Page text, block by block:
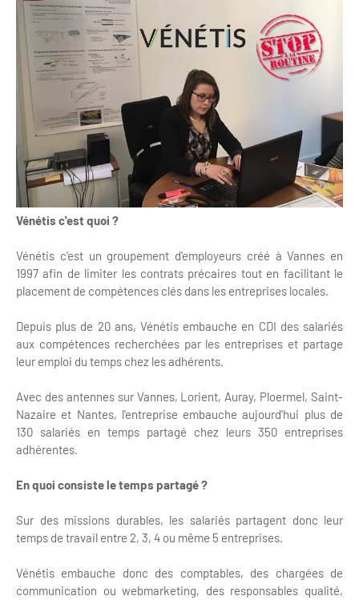
Vénétis c'est quoi ?
Vénétis c'est un groupement d'employeurs créé à Vannes en
1997 afin de limiter les contrats précaires tout en facilitant le
placement de compétences clés dans les entreprises locales.
Depuis plus de 20 ans, Vénétis embauche en CDI des salariés
aux compétences recherchées par les entreprises et partage
leur emploi du temps chez les adhérents.
Avec des antennes sur Vannes, Lorient, Auray, Ploermel, Saint-
Nazaire et Nantes, l'entreprise embauche aujourd'hui plus de
130 salariés en temps partagé chez leurs 350 entreprises
adhérentes.
En quoi consiste le temps partagé ?
Sur des missions durables, les salariés partagent donc leur
temps de travail entre 2, 3, 4 ou même 5 entreprises.
Vénétis embauche donc des comptables, des chargées de
communication ou webmarketing, des responsables qualité,